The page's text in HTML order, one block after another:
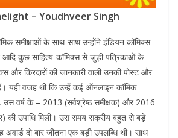
– Youdhveer Singh
समीक्षाओं के साथ-साथ उन्होंने इंडियन कॉमिक्स
कुछ साहित्य-कॉमिक्स से जुड़ी पत्रिकाओं के
और किरदारों की जानकारी वाली उनकी पोस्ट और
यही वजह थी कि उन्हें कई ऑनलाइन कॉमिक
उस वर्ष के – 2013 (सर्वश्रेष्ठ समीक्षक) और 2016
की उपाधि मिली। उस समय सक्रीय बहुत से बड़े
अवार्ड दो बार जीतना एक बड़ी उपलब्धि थी। साथ